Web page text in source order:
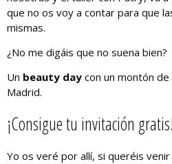
que no os voy a contar para que
mismas.
¿No me digáis que no suena bien?
Un beauty day con un montón
Madrid.
¡Consigue tu invitación gratis!
Yo os veré por allí, si queréis